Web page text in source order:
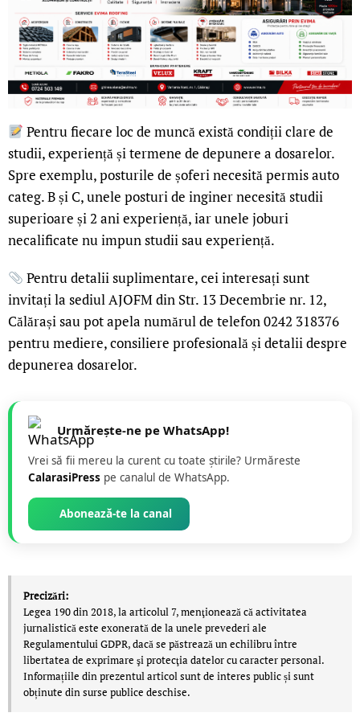
Pentru fiecare loc de muncă există condiții clare de
studii, experiență și termene de depunere a dosarelor.
Spre exemplu, posturile de șoferi necesită permis auto
categ. B și C, unele posturi de inginer necesită studii
superioare și 2 ani experiență, iar unele joburi
necalificate nu impun studii sau experiență.
Pentru detalii suplimentare, cei interesați sunt
invitați la sediul AJOFM din Str. 13 Decembrie nr. 12,
Călărași sau pot apela numărul de telefon 0242 318376
pentru mediere, consiliere profesională și detalii despre
depunerea dosarelor.
Urmărește-ne pe WhatsApp!
Vrei să fii mereu la curent cu toate știrile? Urmăreste
CalarasiPress pe canalul de WhatsApp.
Abonează-te la canal
Precizări:
Legea 190 din 2018, la articolul 7, menţionează că activitatea
jurnalistică este exonerată de la unele prevederi ale
Regulamentului GDPR, dacă se păstrează un echilibru între
libertatea de exprimare şi protecţia datelor cu caracter personal.
Informațiile din prezentul articol sunt de interes public și sunt
obținute din surse publice deschise.